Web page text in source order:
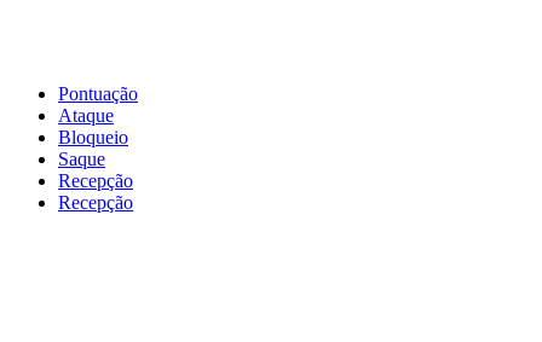
Pontuação
Ataque
Bloqueio
Saque
Recepção
Recepção